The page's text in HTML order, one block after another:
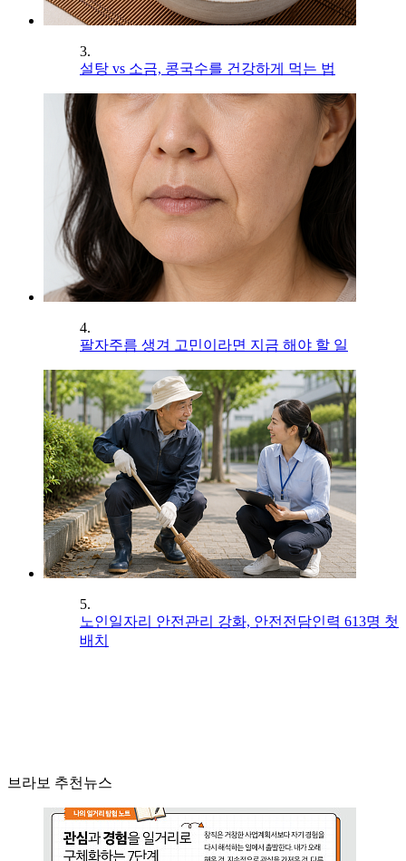
3.
설탕 vs 소금, 콩국수를 건강하게 먹는 법
4.
팔자주름 생겨 고민이라면 지금 해야 할 일
5.
노인일자리 안전관리 강화, 안전전담인력 613명 첫
배치
브라보 추천뉴스